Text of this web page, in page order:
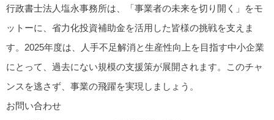
行政書士法人塩永事務所は、「事業者の未来を切り開く」をモ
ットーに、省力化投資補助金を活用した皆様の挑戦を支えま
す。2025年度は、人手不足解消と生産性向上を目指す中小企業
にとって、過去にない規模の支援策が展開されます。このチャ
ンスを逃さず、事業の飛躍を実現しましょう。
お問い合わせ